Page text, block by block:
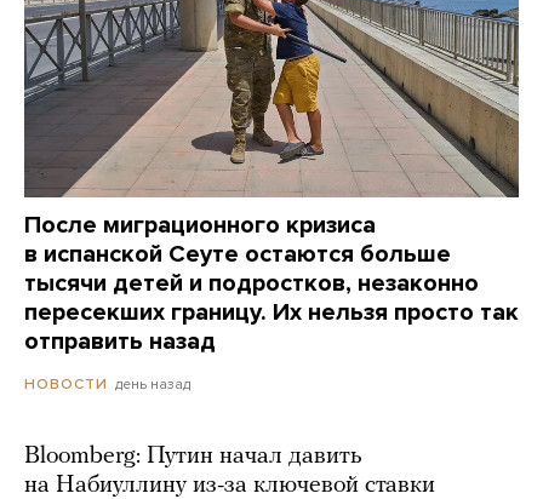
После миграционного кризиса
в испанской Сеуте остаются больше
тысячи детей и подростков, незаконно
пересекших границу. Их нельзя просто так
отправить назад
НОВОСТИ день назад
Bloomberg: Путин начал давить
на Набиуллину из-за ключевой ставки